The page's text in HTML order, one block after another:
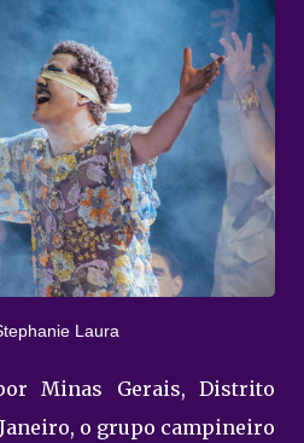
Laura
Minas Gerais, Distrito
o grupo campineiro